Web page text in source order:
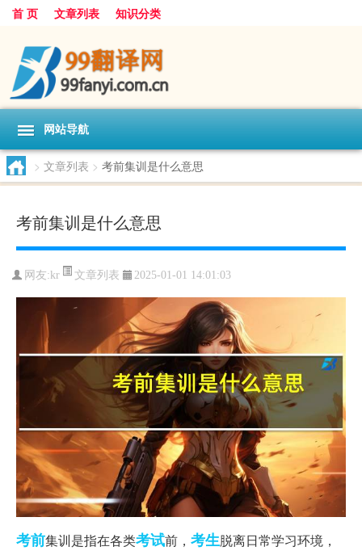
首 页 文章列表 知识分类
网站导航
> 文章列表 > 考前集训是什么意思
考前集训是什么意思
网友: kr 文章列表 2025-01-01 14:01:03
考前集训是指在各类考试前， 考生脱离日常学习环境，